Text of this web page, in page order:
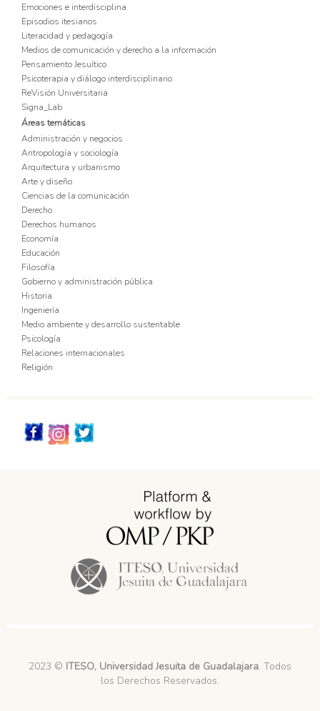
Emociones e interdisciplina
Episodios itesianos
Literacidad y pedagogía
Medios de comunicación y derecho a la información
Pensamiento Jesuítico
Psicoterapia y diálogo interdisciplinario
ReVisión Universitaria
Signa_Lab
Áreas temáticas
Administración y negocios
Antropología y sociología
Arquitectura y urbanismo
Arte y diseño
Ciencias de la comunicación
Derecho
Derechos humanos
Economía
Educación
Filosofía
Gobierno y administración pública
Historia
Ingeniería
Medio ambiente y desarrollo sustentable
Psicología
Relaciones internacionales
Religión
Redes_Sociales
2023 © ITESO, Universidad Jesuita de Guadalajara. Todos
los Derechos Reservados.